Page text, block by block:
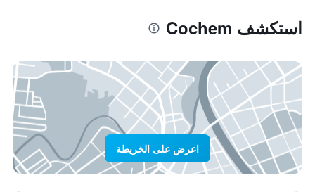
استكشف Cochem
اعرض على الخريطة